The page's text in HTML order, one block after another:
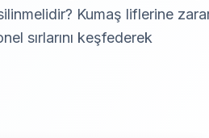
Kumaş liflerine
sırlarını keşfederek